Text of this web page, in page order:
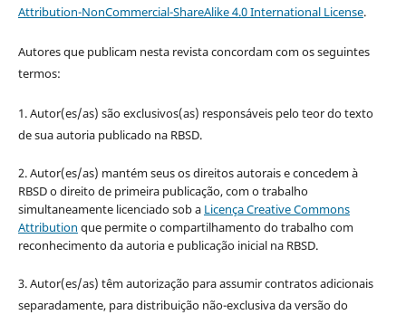
Attribution-NonCommercial-ShareAlike 4.0 International License.
Autores que publicam nesta revista concordam com os seguintes
termos:
1. Autor(es/as) são exclusivos(as) responsáveis pelo teor do texto
de sua autoria publicado na RBSD.
2. Autor(es/as) mantém seus os direitos autorais e concedem à
RBSD o direito de primeira publicação, com o trabalho
simultaneamente licenciado sob a Licença Creative Commons
Attribution que permite o compartilhamento do trabalho com
reconhecimento da autoria e publicação inicial na RBSD.
3. Autor(es/as) têm autorização para assumir contratos adicionais
separadamente, para distribuição não-exclusiva da versão do